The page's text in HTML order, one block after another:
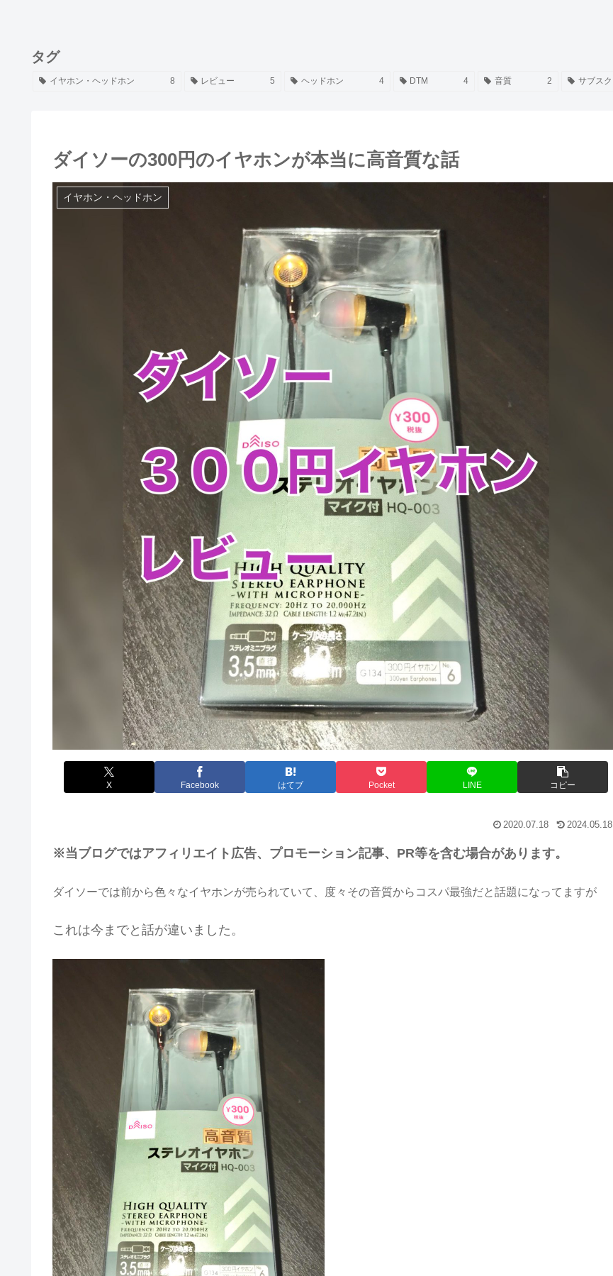
タグ
イヤホン・ヘッドホン 8 レビュー 5 ヘッドホン 4 DTM 4 音質 2 サブスク
ダイソーの300円のイヤホンが本当に高音質な話
イヤホン・ヘッドホン
X Facebook はてブ Pocket LINE コピー
2020.07.18 2024.05.18
※当ブログではアフィリエイト広告、プロモーション記事、PR等を含む場合があります。
ダイソーでは前から色々なイヤホンが売られていて、度々その音質からコスパ最強だと話題になってますが
これは今までと話が違いました。